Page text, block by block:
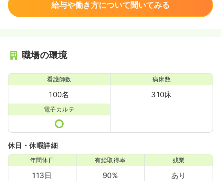
給与や働き方について聞いてみる
職場の環境
看護師数
100名
病床数
310床
電子カルテ
休日・休暇詳細
年間休日
113日
有給取得率
90%
残業
あり